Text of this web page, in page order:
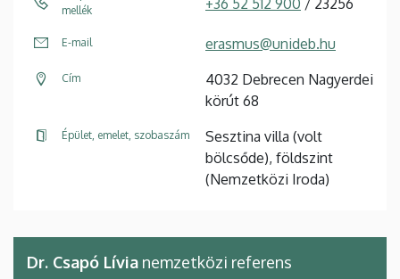
mellék
E-mail erasmus@unideb.hu
Cím
4032 Debrecen Nagyerdei
körút 68
Épület, emelet, szobaszám
Sesztina villa (volt
bölcsőde), földszint
(Nemzetközi Iroda)
Dr. Csapó Lívia nemzetközi referens